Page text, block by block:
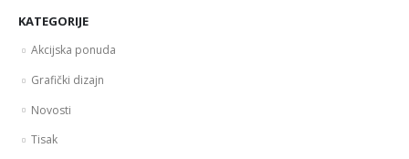
KATEGORIJE
Akcijska ponuda
Grafički dizajn
Novosti
Tisak